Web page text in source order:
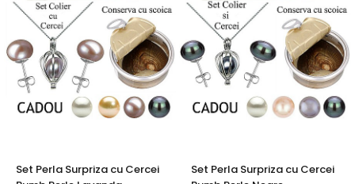
Set Perla Surpriza cu Cercei
Set Perla Surpriza cu Cercei